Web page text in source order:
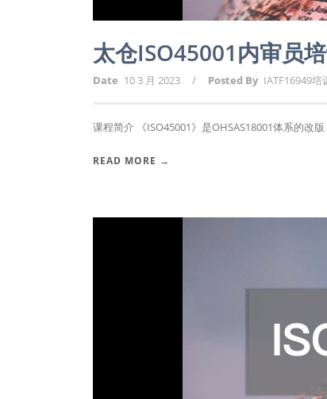
太仓ISO45001内审员
Date 10 3 月 2023 / Posted By IATF16949培
课程简介 《ISO45001》是OHSAS18001体系的改
READ MORE →